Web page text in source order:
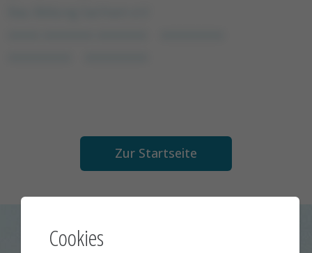
Zur Startseite
Cookies